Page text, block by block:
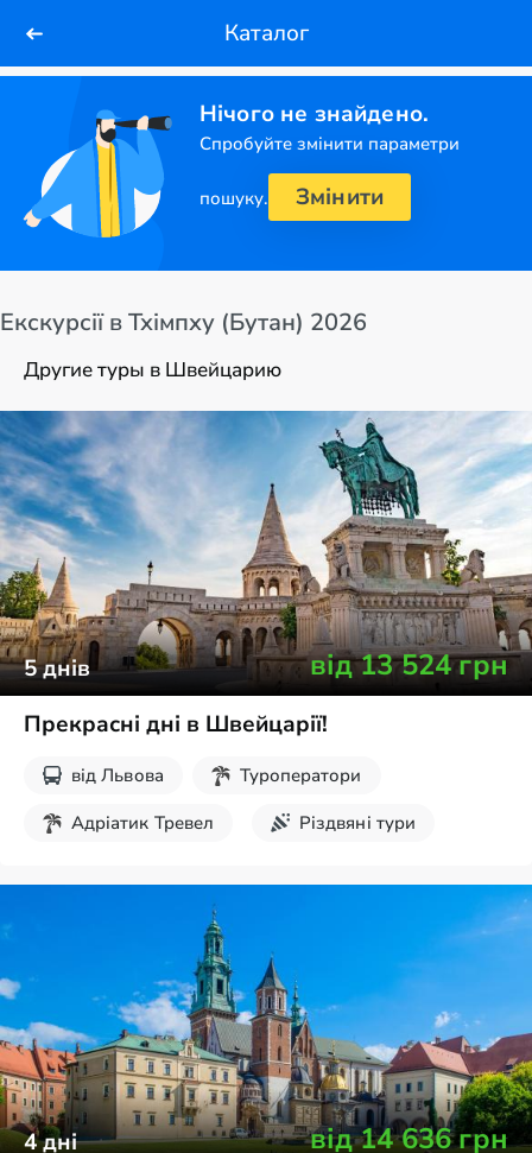
Каталог
Нічого не знайдено.
Спробуйте змінити параметри
пошуку. Змінити
Екскурсії в Тхімпху (Бутан) 2026
Другие туры в Швейцарию
5днів від13 524грн
Прекрасні дні в Швейцарії!
від Львова
Туроператори
Адріатик Тревел
Різдвяні тури
4дні від14 636грн